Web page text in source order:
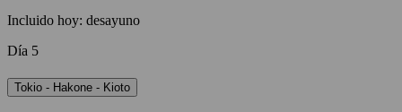
Incluido hoy: desayuno
Día 5
Tokio - Hakone - Kioto